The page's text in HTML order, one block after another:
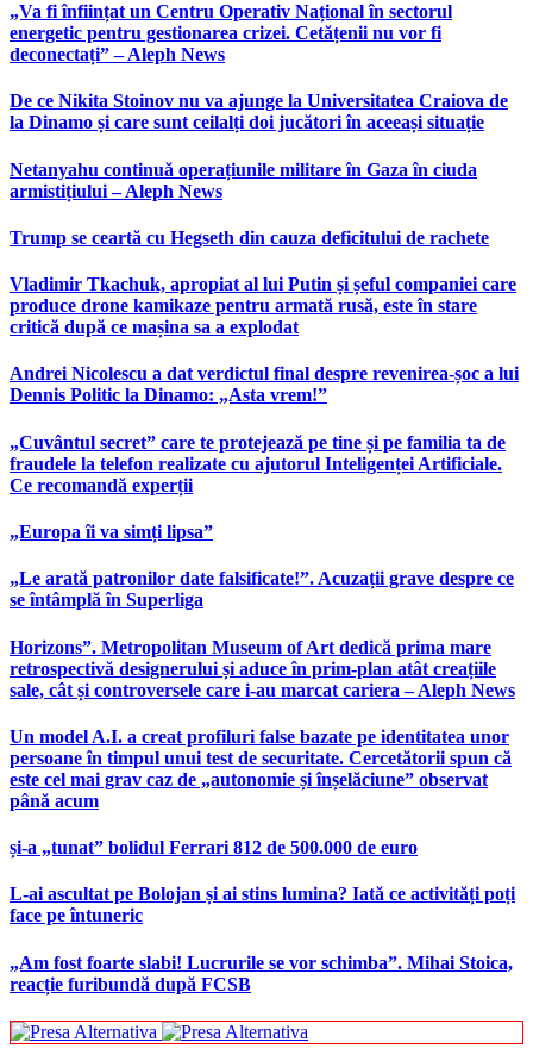
„Va fi înființat un Centru Operativ Național în sectorul
energetic pentru gestionarea crizei. Cetățenii nu vor fi
deconectați” – Aleph News
De ce Nikita Stoinov nu va ajunge la Universitatea Craiova de
la Dinamo și care sunt ceilalți doi jucători în aceeași situație
Netanyahu continuă operațiunile militare în Gaza în ciuda
armistițiului – Aleph News
Trump se ceartă cu Hegseth din cauza deficitului de rachete
Vladimir Tkachuk, apropiat al lui Putin și șeful companiei care
produce drone kamikaze pentru armată rusă, este în stare
critică după ce mașina sa a explodat
Andrei Nicolescu a dat verdictul final despre revenirea-șoc a lui
Dennis Politic la Dinamo: „Asta vrem!”
„Cuvântul secret” care te protejează pe tine și pe familia ta de
fraudele la telefon realizate cu ajutorul Inteligenței Artificiale.
Ce recomandă experții
„Europa îi va simți lipsa”
„Le arată patronilor date falsificate!”. Acuzații grave despre ce
se întâmplă în Superliga
Horizons”. Metropolitan Museum of Art dedică prima mare
retrospectivă designerului și aduce în prim-plan atât creațiile
sale, cât și controversele care i-au marcat cariera – Aleph News
Un model A.I. a creat profiluri false bazate pe identitatea unor
persoane în timpul unui test de securitate. Cercetătorii spun că
este cel mai grav caz de „autonomie și înșelăciune” observat
până acum
și-a „tunat” bolidul Ferrari 812 de 500.000 de euro
L-ai ascultat pe Bolojan și ai stins lumina? Iată ce activități poți
face pe întuneric
„Am fost foarte slabi! Lucrurile se vor schimba”. Mihai Stoica,
reacție furibundă după FCSB